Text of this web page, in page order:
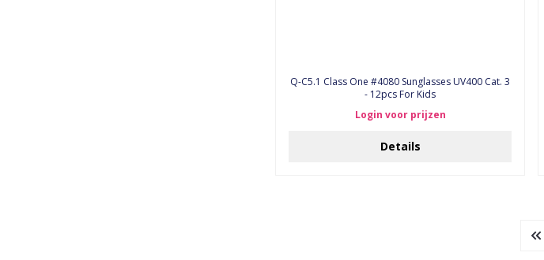
Q-C5.1 Class One #4080 Sunglasses UV400 Cat. 3
- 12pcs For Kids
Login voor prijzen
Details